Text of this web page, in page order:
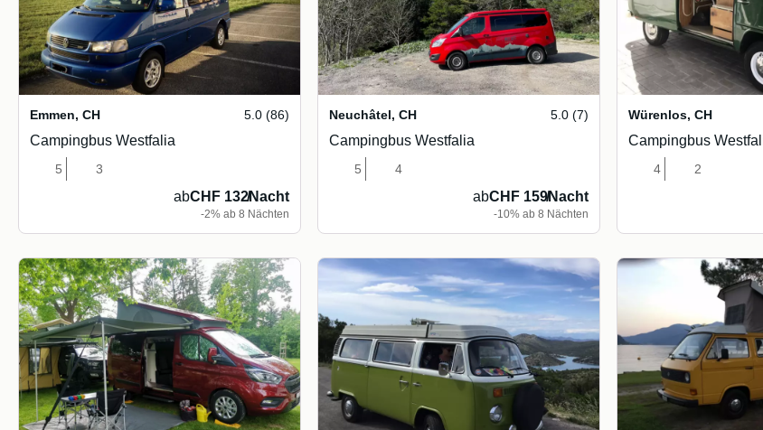
Emmen, CH 5.0 (86)
Campingbus Westfalia
5 3
abCHF 132/Nacht
-2% ab 8 Nächten
Neuchâtel, CH 5.0 (7)
Campingbus Westfalia
5 4
abCHF 159/Nacht
-10% ab 8 Nächten
Würenlos, CH
Campingbus
4 2